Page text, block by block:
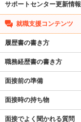
サポートセンター更新情報
就職支援コンテンツ
履歴書の書き方
職務経歴書の書き方
面接前の準備
面接時の持ち物
面接でよく聞かれる質問